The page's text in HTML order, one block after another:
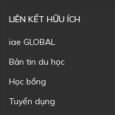
LIÊN KẾT HỮU ÍCH
iae GLOBAL
Bản tin du học
Học bổng
Tuyển dụng